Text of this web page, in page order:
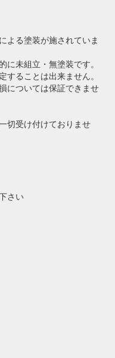
よる塗装が施されていま
に未組立・無塗装です。
することは出来ません。
については保証できませ
切受け付けておりませ
さい